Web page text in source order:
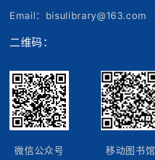
Email：bisulibrary@163.com
二维码：
微信公众号 移动图书馆